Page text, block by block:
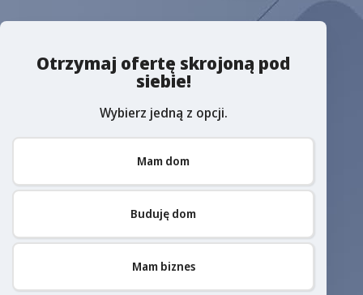
Otrzymaj ofertę skrojoną pod
siebie!
Wybierz jedną z opcji.
Mam dom
Buduję dom
Mam biznes